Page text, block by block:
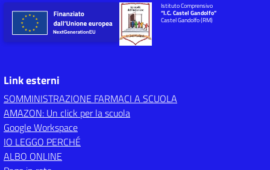
Istituto Comprensivo
“I.C. Castel Gandolfo”
Castel Gandolfo (RM)
Link esterni
SOMMINISTRAZIONE FARMACI A SCUOLA
AMAZON: Un click per la scuola
Google Workspace
IO LEGGO PERCHÉ
ALBO ONLINE